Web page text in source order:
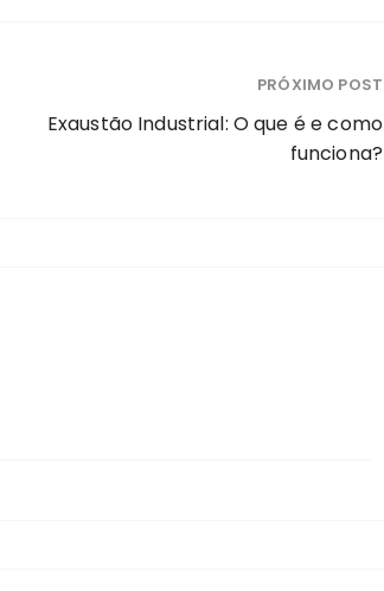
PRÓXIMO POST
Exaustão Industrial: O que é e como
funciona?